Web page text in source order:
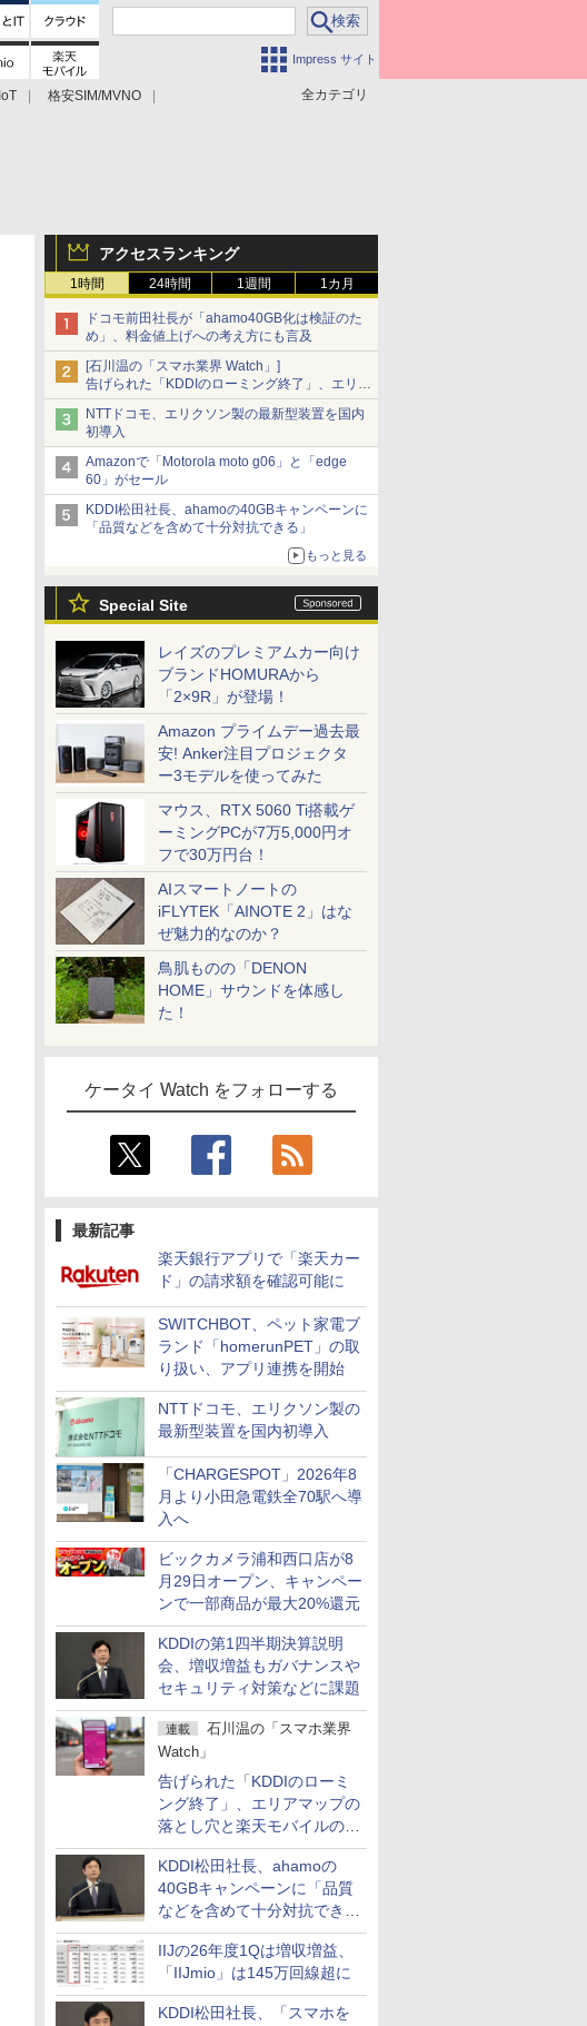
Impress サイト
全カテゴリ
IoT
格安SIM/MVNO
アクセスランキング
1時間 24時間 1週間 1カ月
ドコモ前田社長が「ahamo40GB化は検証のた
め」、料金値上げへの考え方にも言及
[石川温の「スマホ業界 Watch」]
告げられた「KDDIのローミング終了」、エリア
マップの落とし穴と楽天モバイルの課題
NTTドコモ、エリクソン製の最新型装置を国内
初導入
Amazonで「Motorola moto g06」と「edge
60」がセール
KDDI松田社長、ahamoの40GBキャンペーンに
「品質などを含めて十分対抗できる」
もっと見る
Special Site
レイズのプレミアムカー向け
ブランドHOMURAから
「2×9R」が登場！
Amazon プライムデー過去最
安! Anker注目プロジェクタ
ー3モデルを使ってみた
マウス、RTX 5060 Ti搭載ゲ
ーミングPCが7万5,000円オ
フで30万円台！
AIスマートノートの
iFLYTEK「AINOTE 2」はな
ぜ魅力的なのか？
鳥肌ものの「DENON
HOME」サウンドを体感し
た！
ケータイ Watch をフォローする
最新記事
楽天銀行アプリで「楽天カー
ド」の請求額を確認可能に
SWITCHBOT、ペット家電ブ
ランド「homerunPET」の取
り扱い、アプリ連携を開始
NTTドコモ、エリクソン製の
最新型装置を国内初導入
「CHARGESPOT」2026年8
月より小田急電鉄全70駅へ導
入へ
ビックカメラ浦和西口店が8
月29日オープン、キャンペー
ンで一部商品が最大20%還元
KDDIの第1四半期決算説明
会、増収増益もガバナンスや
セキュリティ対策などに課題
連載
石川温の「スマホ業界
Watch」
告げられた「KDDIのローミ
ング終了」、エリアマップの
落とし穴と楽天モバイルの課
題
KDDI松田社長、ahamoの
40GBキャンペーンに「品質
などを含めて十分対抗でき
る」
IIJの26年度1Qは増収増益、
「IIJmio」は145万回線超に
KDDI松田社長、「スマホを